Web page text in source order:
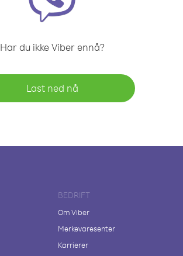
Har du ikke Viber ennå?
Last ned nå
BEDRIFT
Om Viber
Merkevaresenter
Karrierer